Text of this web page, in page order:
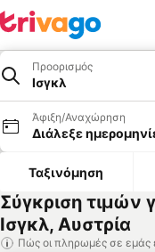
Προορισμός
Ισγκλ
Άφιξη/Αναχώρηση
Διάλεξε
Ταξινόμηση
Σύγκριση τιμών
Ισγκλ, Αυστρία
Πώς οι πληρωμές σε εμάς